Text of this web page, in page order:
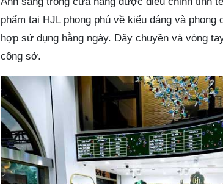
phẩm tại HJL phong phú về kiểu dáng và
hợp sử dụng hằng ngày. Dây chuyền và vòng
công sở.